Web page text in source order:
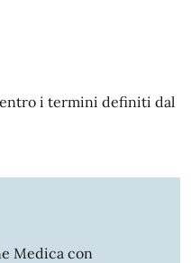
entro i termini definiti dal
Medica con